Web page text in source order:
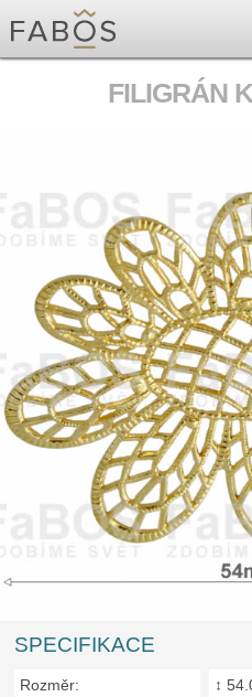
FILIGRÁN
SPECIFIKACE
Rozměr:
↕